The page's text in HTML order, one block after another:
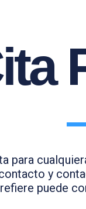
para
y
puede